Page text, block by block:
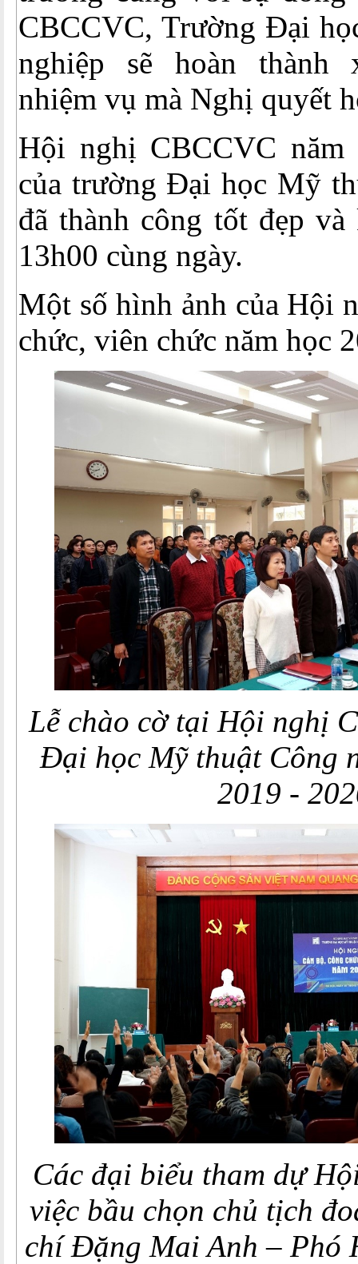
CBCCVC, Trường Đại
nghiệp sẽ hoàn thành
nhiệm vụ mà Nghị quyết
Hội nghị CBCCVC năm
của trường Đại học Mỹ
đã thành công tốt đẹp
13h00 cùng ngày.
Một số hình ảnh của Hội
chức, viên chức năm học
Lễ chào cờ tại Hội nghị
Đại học Mỹ thuật Công
2019 -
Các đại biểu tham dự
việc bầu chọn chủ tịch
chí Đặng Mai Anh – Phó